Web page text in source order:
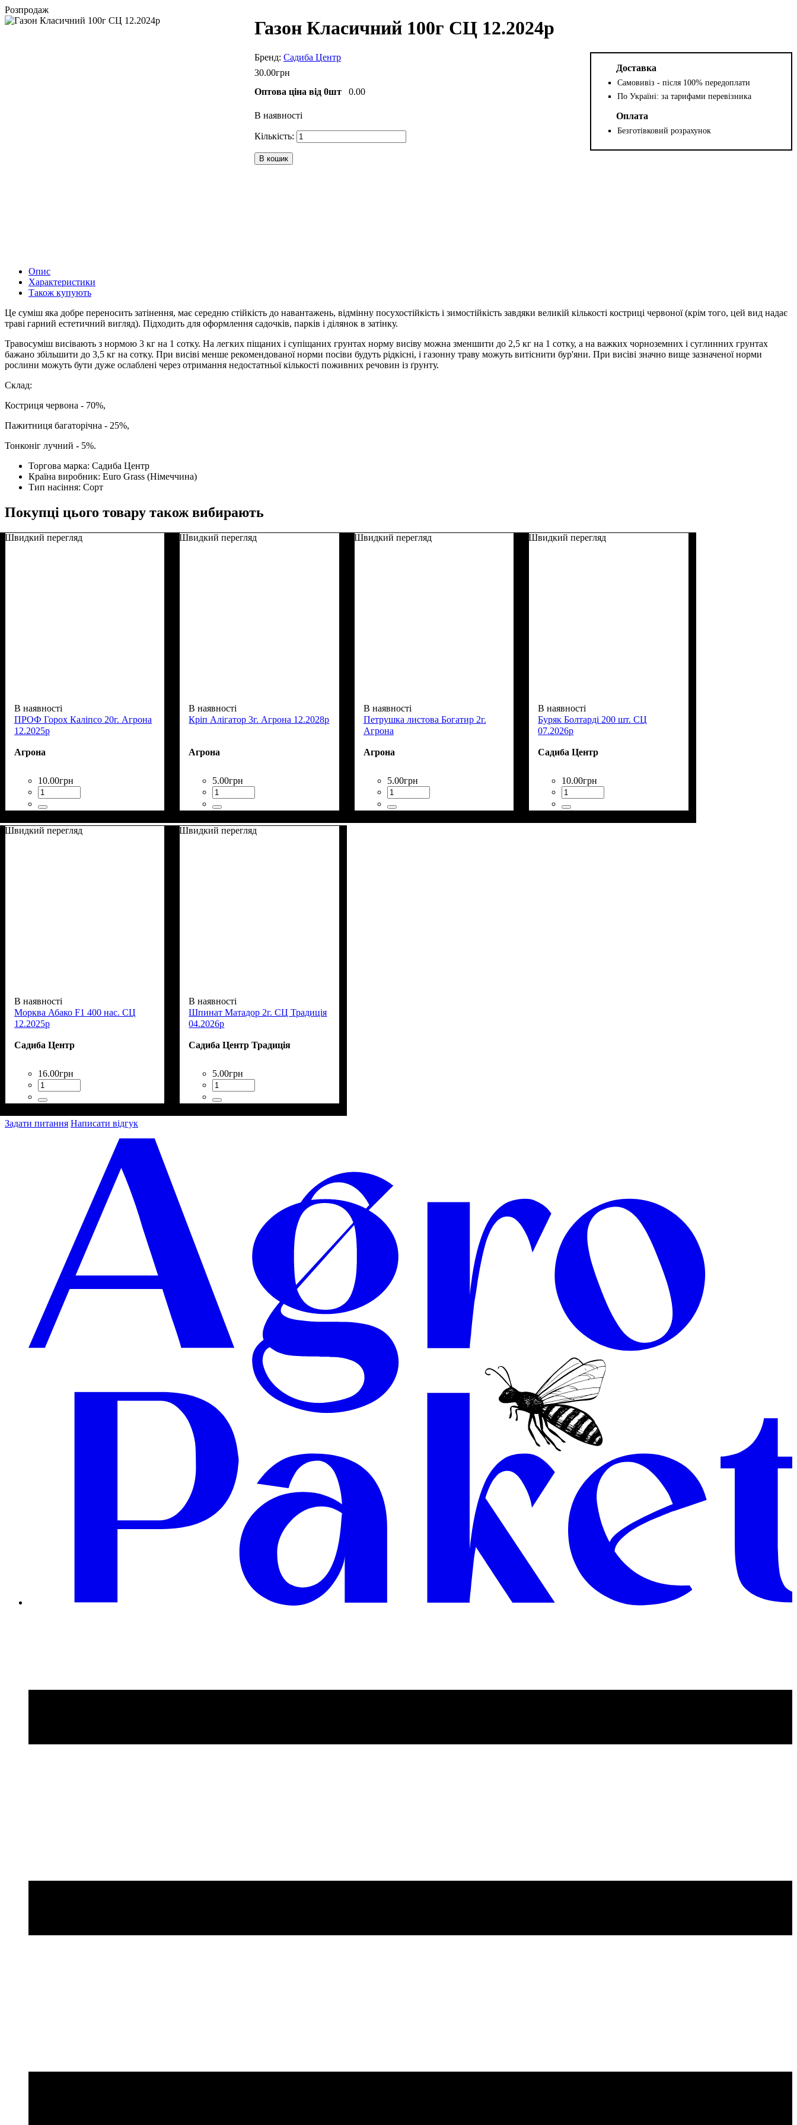
Розпродаж
Газон Класичний 100г СЦ 12.2024р
Садиба Центр
30.00грн
Оптова ціна від 0шт
0.00
В наявності
В кошик
Доставка
Самовивіз - після 100% передоплати
По Україні: за тарифами перевізника
Оплата
Безготівковий розрахунок
Опис
Характеристики
Також купують
Це суміш яка добре переносить затінення, має середню стійкість до навантажень, відмінну посухостійкість і зимостійкість завдяки великій кількості костриці червоної (крім того, цей вид надає
траві гарний естетичний вигляд). Підходить для оформлення садочків, парків і ділянок в затінку.
Травосуміш висівають з нормою 3 кг на 1 сотку. На легких піщаних і супіщаних грунтах норму висіву можна зменшити до 2,5 кг на 1 сотку, а на важких чорноземних і суглинних грунтах
бажано збільшити до 3,5 кг на сотку. При висіві менше рекомендованої норми посіви будуть рідкісні, і газонну траву можуть витіснити бур'яни. При висіві значно вище зазначеної норми
рослини можуть бути дуже ослаблені через отримання недостатньої кількості поживних речовин із ґрунту.
Склад:
Костриця червона - 70%,
Пажитниця багаторічна - 25%,
Тонконіг лучний - 5%.
Торгова марка: Садиба Центр
Країна виробник: Euro Grass (Німеччина)
Тип насіння: Сорт
Покупці цього товару також вибирають
Швидкий перегляд
В наявності
ПРОФ Горох Каліпсо 20г. Агрона
12.2025р
Агрона
10.00грн
Швидкий перегляд
В наявності
Кріп Алігатор 3г. Агрона 12.2028р
Агрона
5.00грн
Швидкий перегляд
В наявності
Петрушка листова Богатир 2г.
Агрона
Агрона
5.00грн
Швидкий перегляд
В наявності
Буряк Болтарді 200 шт. СЦ
07.2026р
Садиба Центр
10.00грн
Швидкий перегляд
В наявності
Морква Абако F1 400 нас. СЦ
12.2025р
Садиба Центр
16.00грн
Швидкий перегляд
В наявності
Шпинат Матадор 2г. СЦ Традиція
04.2026р
Садиба Центр Традиція
5.00грн
Задати питання Написати відгук